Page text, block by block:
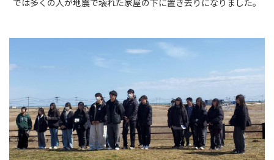
では多くの人が地震で壊れた家屋の下に置き去りになりました。